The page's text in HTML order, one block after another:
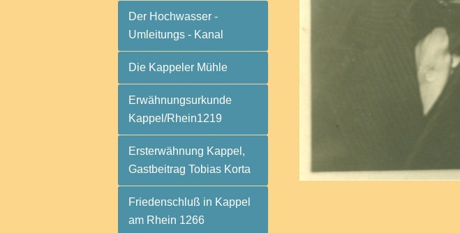
Der Hochwasser -
Umleitungs - Kanal
Die Kappeler Mühle
Erwähnungsurkunde
Kappel/Rhein1219
Ersterwähnung Kappel,
Gastbeitrag Tobias Korta
Friedenschluß in Kappel
am Rhein 1266